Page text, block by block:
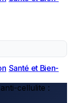
Santé et Bien-
cellulite :